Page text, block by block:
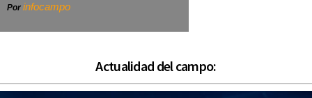
Por infocampo
Actualidad del campo: